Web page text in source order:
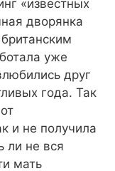
«известных
дворянка
уже
друг
года. Так
и не получила
ли не вся
мать